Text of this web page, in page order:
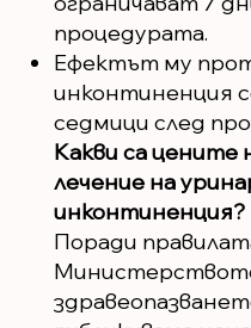
процедурата.
Ефектът му
инконтиненция
седмици след
Какви са цените
лечение на
инконтиненция?
Поради